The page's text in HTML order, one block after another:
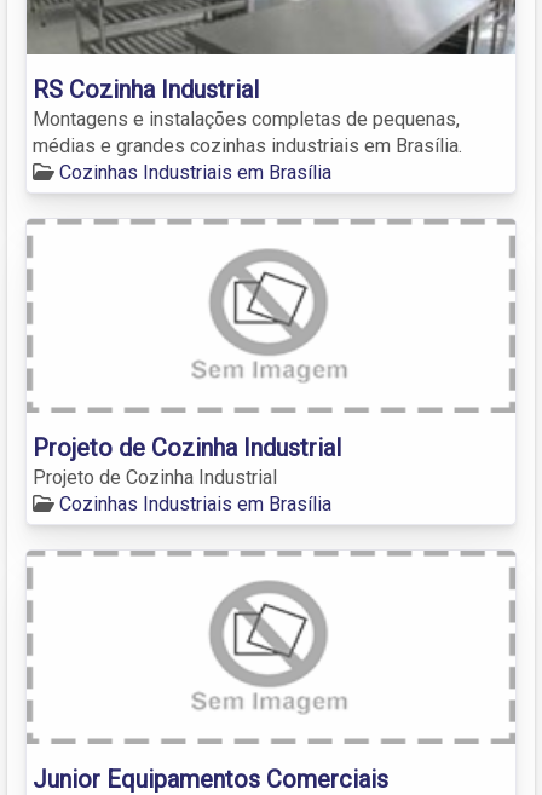
RS Cozinha Industrial
Montagens e instalações completas de pequenas,
médias e grandes cozinhas industriais em Brasília.
Cozinhas Industriais em Brasília
Projeto de Cozinha Industrial
Projeto de Cozinha Industrial
Cozinhas Industriais em Brasília
Junior Equipamentos Comerciais